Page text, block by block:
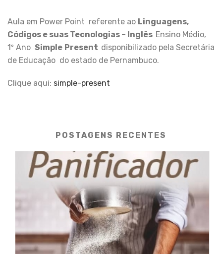
Aula em Power Point referente ao Linguagens,
Códigos e suas Tecnologias – Inglês Ensino Médio,
1º Ano Simple Present disponibilizado pela Secretária
de Educação do estado de Pernambuco.
Clique aqui: simple-present
POSTAGENS RECENTES